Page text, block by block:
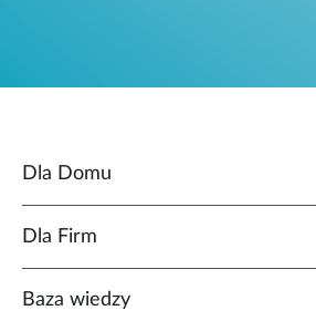
Dla Domu
Dla Firm
Baza wiedzy